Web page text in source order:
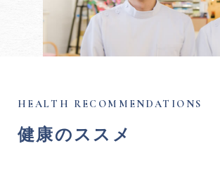
健康のススメ